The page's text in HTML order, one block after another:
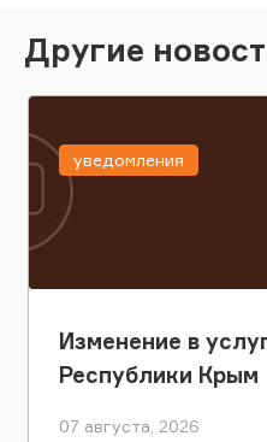
Другие
Изменение в
Республики Крым
07 августа, 2026
уведомления